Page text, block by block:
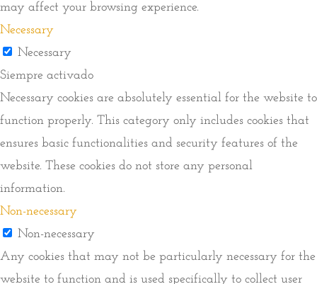
may affect your browsing experience.
Necessary
Necessary
Siempre activado
Necessary cookies are absolutely essential for the website to
function properly. This category only includes cookies that
ensures basic functionalities and security features of the
website. These cookies do not store any personal
information.
Non-necessary
Non-necessary
Any cookies that may not be particularly necessary for the
website to function and is used specifically to collect user